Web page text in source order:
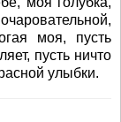
моя, пусть
пусть ничто
улыбки.